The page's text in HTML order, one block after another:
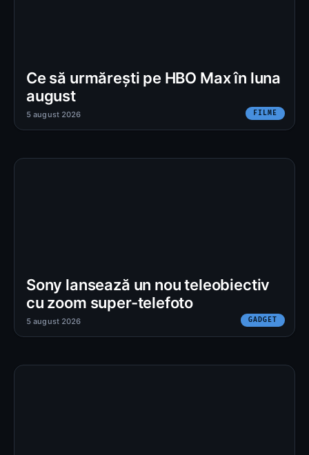
Ce să urmărești pe HBO Max în luna
august
FILME
5 august 2026
Sony lansează un nou teleobiectiv
cu zoom super-telefoto
GADGET
5 august 2026